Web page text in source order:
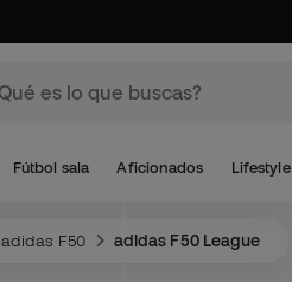
Fútbol sala Aficionados Lifestyle
adidas F50 adidas F50 League